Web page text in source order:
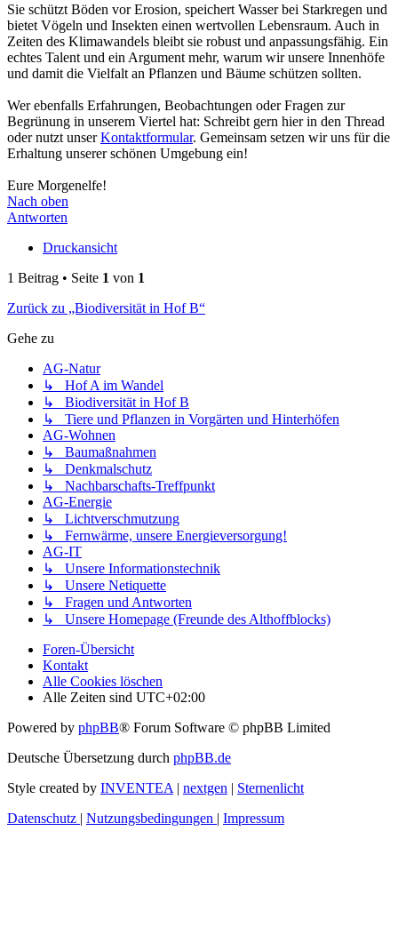
Sie schützt Böden vor Erosion, speichert Wasser bei Starkregen und
bietet Vögeln und Insekten einen wertvollen Lebensraum. Auch in
Zeiten des Klimawandels bleibt sie robust und anpassungsfähig. Ein
echtes Talent und ein Argument mehr, warum wir unsere Innenhöfe
und damit die Vielfalt an Pflanzen und Bäume schützen sollten.
Wer ebenfalls Erfahrungen, Beobachtungen oder Fragen zur
Begrünung in unserem Viertel hat: Schreibt gern hier in den Thread
oder nutzt unserKontaktformular. Gemeinsam setzen wir uns für die
Erhaltung unserer schönen Umgebung ein!
Eure Morgenelfe!
Nach oben
Antworten
Druckansicht
1 Beitrag • Seite 1 von 1
Zurück zu „Biodiversität in Hof B“
Gehe zu
AG-Natur
↳ Hof A im Wandel
↳ Biodiversität in Hof B
↳ Tiere und Pflanzen in Vorgärten und Hinterhöfen
AG-Wohnen
↳ Baumaßnahmen
↳ Denkmalschutz
↳ Nachbarschafts-Treffpunkt
AG-Energie
↳ Lichtverschmutzung
↳ Fernwärme, unsere Energieversorgung!
AG-IT
↳ Unsere Informationstechnik
↳ Unsere Netiquette
↳ Fragen und Antworten
↳ Unsere Homepage (Freunde des Althoffblocks)
Foren-Übersicht
Kontakt
Alle Cookies löschen
Alle Zeiten sind UTC+02:00
Powered by phpBB® Forum Software © phpBB Limited
Deutsche Übersetzung durch phpBB.de
Style created by INVENTEA | nextgen | Sternenlicht
Datenschutz | Nutzungsbedingungen | Impressum